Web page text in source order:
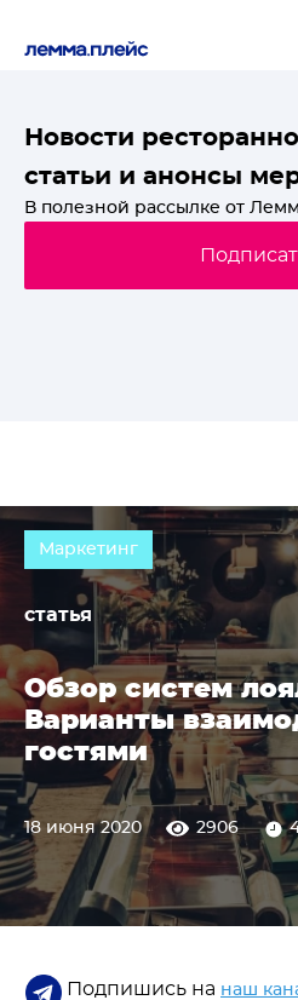
Новости
статьи и анонсы
В полезной рассылке от
Маркетинг
статья
Обзор систем
Варианты
гостями
18 июня 2020 2906
Подпишись на наш